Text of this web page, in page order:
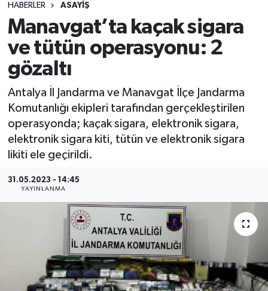
HABERLER ASAYİŞ
Manavgat’ta kaçak sigara
ve tütün operasyonu: 2
gözaltı
Antalya İl Jandarma ve Manavgat İlçe Jandarma
Komutanlığı ekipleri tarafından gerçekleştirilen
operasyonda; kaçak sigara, elektronik sigara,
elektronik sigara kiti, tütün ve elektronik sigara
likiti ele geçirildi.
31.05.2023 - 14:45
YAYINLANMA
Son Dakika Haberleri
Haber Arşivi